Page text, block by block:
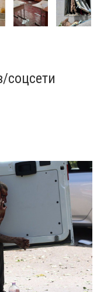
соцсети